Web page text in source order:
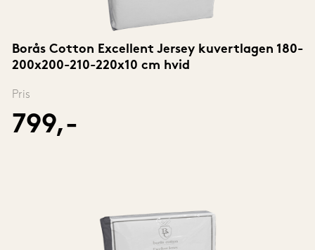
Borås Cotton Excellent Jersey kuvertlagen 180-
200x200-210-220x10 cm hvid
Pris
799,-